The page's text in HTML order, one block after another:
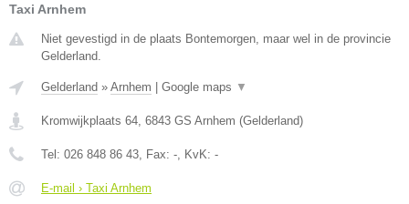
Taxi Arnhem
Niet gevestigd in de plaats Bontemorgen, maar wel in de provincie
Gelderland.
Gelderland » Arnhem Google maps ▼
Kromwijkplaats 64 6843 GS Arnhem (Gelderland)
Tel: 026 848 86 43 , Fax: - , KvK: -
E-mail › Taxi Arnhem